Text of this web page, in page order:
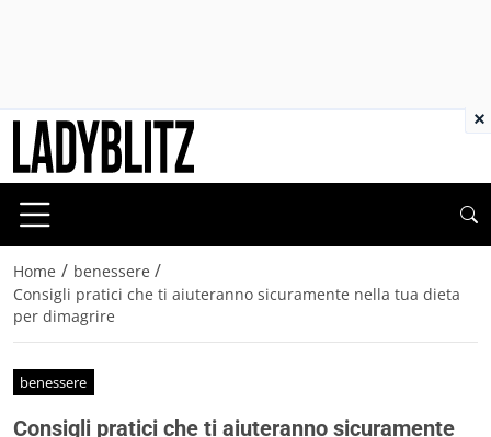
Home / benessere /
Consigli pratici che ti aiuteranno sicuramente nella tua dieta
per dimagrire
benessere
Consigli pratici che ti aiuteranno sicuramente
×